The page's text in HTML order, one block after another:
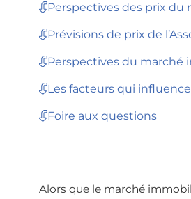
Perspectives des prix du
Prévisions de prix de
Perspectives du marché
Les facteurs qui
Foire aux questions
Alors que le marché